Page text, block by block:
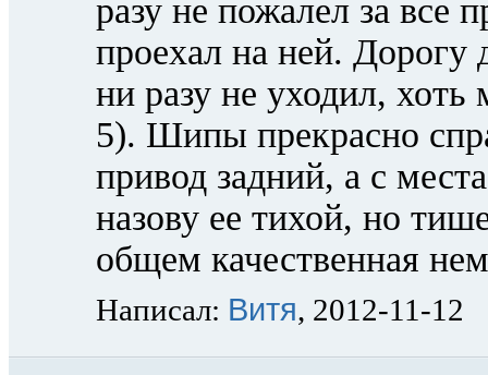
разу не пожалел за все
проехал на ней. Дорогу
ни разу не уходил,
5). Шипы прекрасно
привод задний, а с
назову ее тихой, но
общем качественная
Написал: Витя, 2012-11-12